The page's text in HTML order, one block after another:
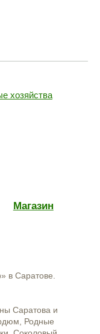
хозяйства
Магазин
в Саратове.
Саратова и
Родные